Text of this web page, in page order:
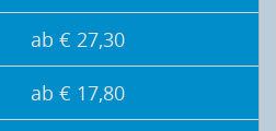
ab € 27,30
ab € 17,80